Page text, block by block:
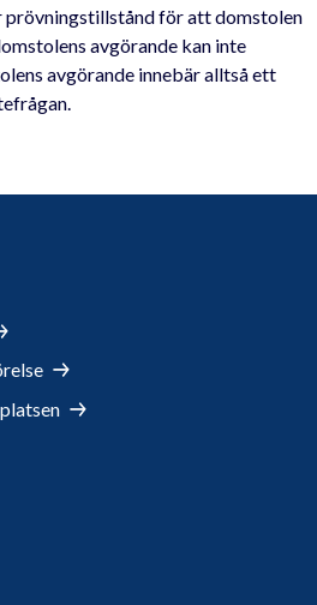
för att domstolen
avgörande kan inte
avgörande innebär alltså ett